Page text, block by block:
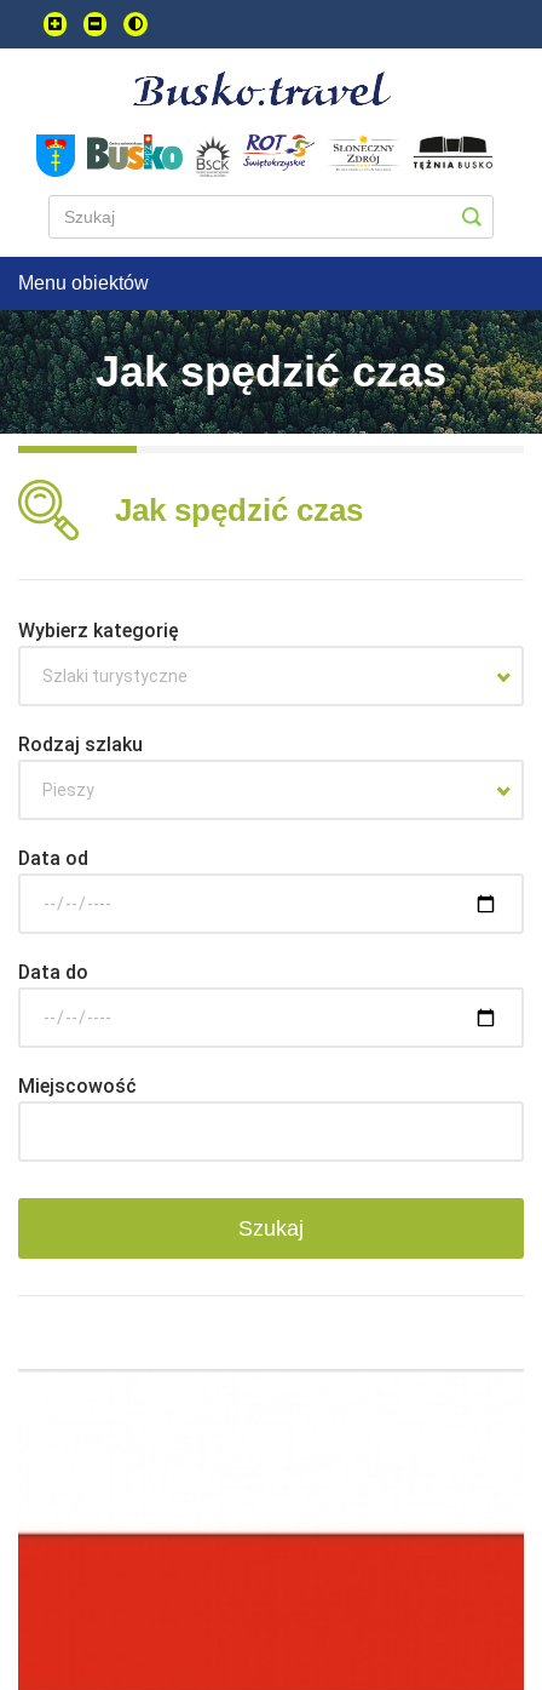
Przejdź
do
głownej
Menu obiektów
Jak spędzić czas
Jak spędzić czas
Wybierz kategorię
Szlaki turystyczne
Rodzaj szlaku
Pieszy
Data od
Data do
Miejscowość